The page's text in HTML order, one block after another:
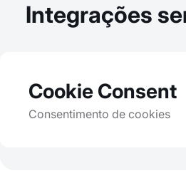
Integrações
Cookie Consent
Consentimento de cookies